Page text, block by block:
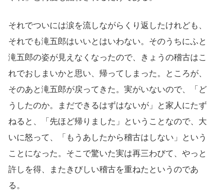
それでついには涙を流しながらくり返したけれども、
それでも滝五郎はいいとはいわない。そのうちにふと
滝五郎の姿が見えなくなったので、きょうの稽古はこ
れでおしまいかと思い、帰ってしまった。ところが、
そのあと滝五郎が戻ってきた。実がいないので、「ど
うしたのか。まだできるはずはないが」と家人にたず
ねると、「先ほど帰りました」ということなので、大
いに怒って、「もうあしたから稽古はしない」という
ことになった。そこで驚いた実は再三わびて、やっと
許しを得、またきびしい稽古を重ねたというのであ
る。